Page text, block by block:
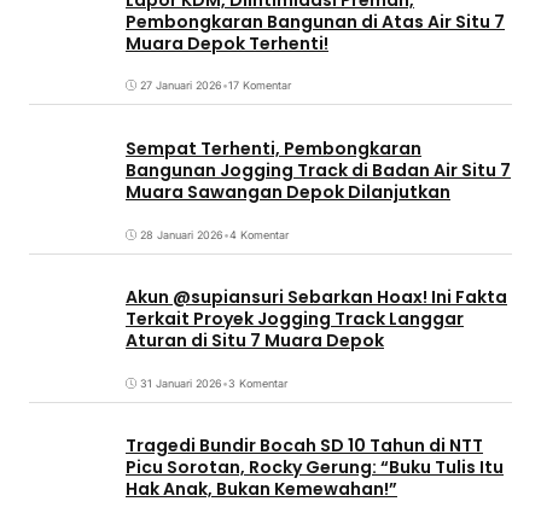
Pembongkaran Bangunan di Atas Air Situ 7
Muara Depok Terhenti!
27 Januari 2026•17 Komentar
Sempat Terhenti, Pembongkaran
Bangunan Jogging Track di Badan Air Situ 7
Muara Sawangan Depok Dilanjutkan
28 Januari 2026•4 Komentar
Akun @supiansuri Sebarkan Hoax! Ini Fakta
Terkait Proyek Jogging Track Langgar
Aturan di Situ 7 Muara Depok
31 Januari 2026•3 Komentar
Tragedi Bundir Bocah SD 10 Tahun di NTT
Picu Sorotan, Rocky Gerung: “Buku Tulis Itu
Hak Anak, Bukan Kemewahan!”